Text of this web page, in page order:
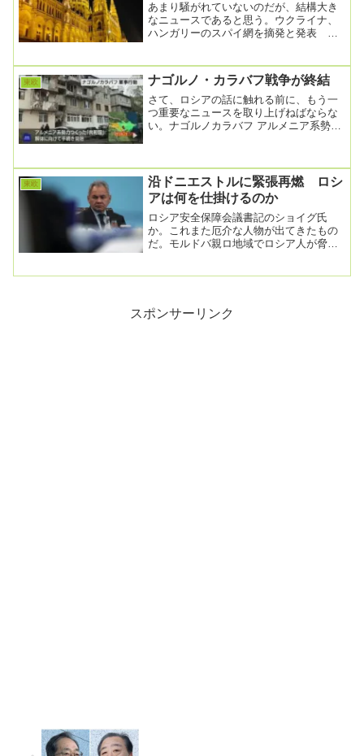
あまり騒がれていないのだが、結構大き
なニュースであると思う。ウクライナ、
ハンガリーのスパイ網を摘発と発表 国
東欧 ナゴルノ・カラバフ戦争が終結
さて、ロシアの話に触れる前に、もう一
つ重要なニュースを取り上げねばならな
い。ナゴルノカラバフ アルメニア系勢力
東欧
沿ドニエストルに緊張再燃 ロシ
アは何を仕掛けるのか
ロシア安全保障会議書記のショイグ氏
か。これまた厄介な人物が出てきたもの
だ。モルドバ親ロ地域でロシア人が脅威
スポンサーリンク